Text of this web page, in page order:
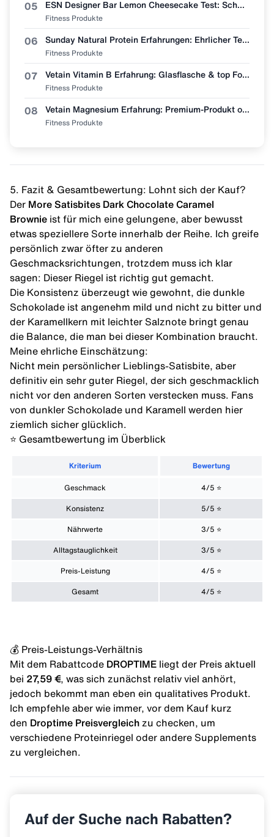
05 ESN Designer Bar Lemon Cheesecake Test: Schmeckt wie Zitronenkuchen?
Fitness Produkte
06 Sunday Natural Protein Erfahrungen: Ehrlicher Test (Bio & Vegan?)
Fitness Produkte
07 Vetain Vitamin B Erfahrung: Glasflasche & top Formel, aber lohnt sich der Preis?
Fitness Produkte
08 Vetain Magnesium Erfahrung: Premium-Produkt oder überteuert? Mein ehrlicher Test
Fitness Produkte
5. Fazit & Gesamtbewertung: Lohnt sich der Kauf?
Der More Satisbites Dark Chocolate Caramel
Brownie ist für mich eine gelungene, aber bewusst
etwas speziellere Sorte innerhalb der Reihe. Ich greife
persönlich zwar öfter zu anderen
Geschmacksrichtungen, trotzdem muss ich klar
sagen: Dieser Riegel ist richtig gut gemacht.
Die Konsistenz überzeugt wie gewohnt, die dunkle
Schokolade ist angenehm mild und nicht zu bitter und
der Karamellkern mit leichter Salznote bringt genau
die Balance, die man bei dieser Kombination braucht.
Meine ehrliche Einschätzung:
Nicht mein persönlicher Lieblings-Satisbite, aber
definitiv ein sehr guter Riegel, der sich geschmacklich
nicht vor den anderen Sorten verstecken muss. Fans
von dunkler Schokolade und Karamell werden hier
ziemlich sicher glücklich.
⭐️ Gesamtbewertung im Überblick
Kriterium Bewertung
Geschmack 4/5 ⭐️
Konsistenz 5/5 ⭐️
Nährwerte 3/5 ⭐️
Alltagstauglichkeit 3/5 ⭐️
Preis-Leistung 4/5 ⭐️
Gesamt 4/5 ⭐️
💰 Preis-Leistungs-Verhältnis
Mit dem Rabattcode DROPTIME liegt der Preis aktuell
bei 27,59 € , was sich zunächst relativ viel anhört,
jedoch bekommt man eben ein qualitatives Produkt.
Ich empfehle aber wie immer, vor dem Kauf kurz
den Droptime Preisvergleich zu checken, um
verschiedene Proteinriegel oder andere Supplements
zu vergleichen.
Auf der Suche nach Rabatten?